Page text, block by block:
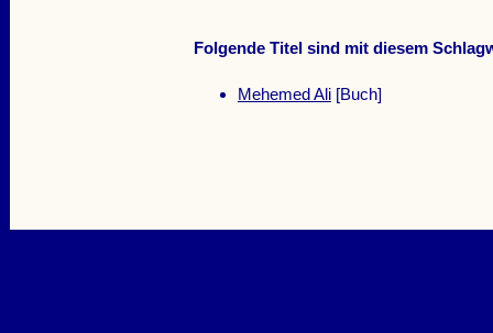
Folgende Titel sind mit diesem
Mehemed Ali[Buch]